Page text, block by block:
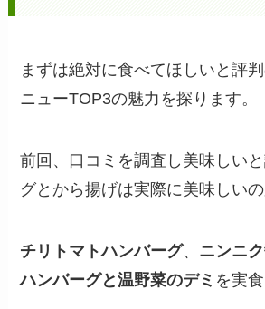
まずは絶対に食べてほしいと評
ニューTOP3の魅力を探ります。
前回、口コミを調査し美味しい
グとから揚げは実際に美味しいの
チリトマトハンバーグ、 ニンニ
ハンバーグと温野菜のデミ を実